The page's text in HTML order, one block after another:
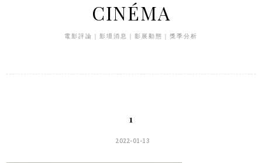
CINÉMA
電影評論｜影壇消息｜影展動態｜獎季分析
1
2022-01-13